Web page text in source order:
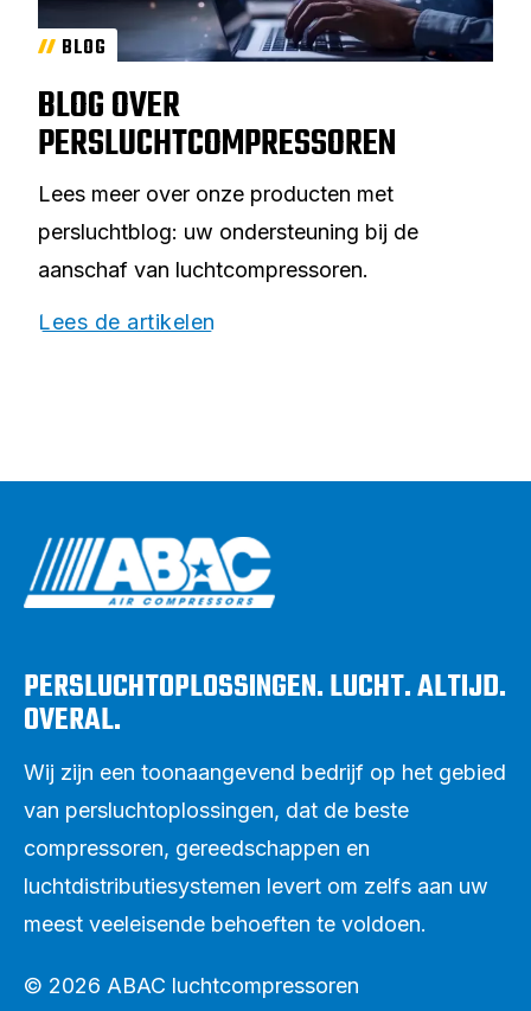
BLOG
BLOG OVER
PERSLUCHTCOMPRESSOREN
Lees meer over onze producten met
persluchtblog: uw ondersteuning bij de
aanschaf van luchtcompressoren.
Lees de artikelen
PERSLUCHTOPLOSSINGEN. LUCHT. ALTIJD.
OVERAL.
Wij zijn een toonaangevend bedrijf op het gebied
van persluchtoplossingen, dat de beste
compressoren, gereedschappen en
luchtdistributiesystemen levert om zelfs aan uw
meest veeleisende behoeften te voldoen.
© 2026 ABAC luchtcompressoren